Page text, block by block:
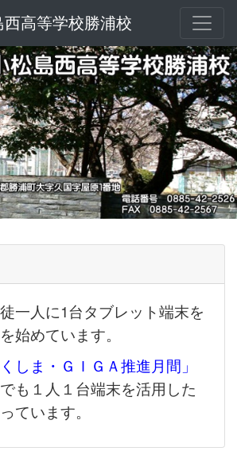
高等学校勝浦校
一人に1台タブレット端末を
始めています。
くしま・ＧＩＧＡ推進月間」
も１人１台端末を活用した
ています。